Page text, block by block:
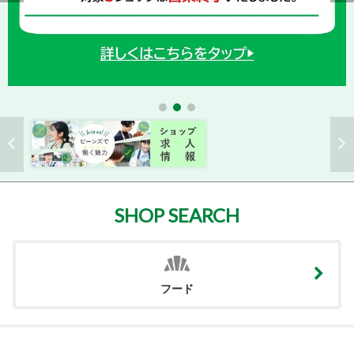
SHOP SEARCH
フード